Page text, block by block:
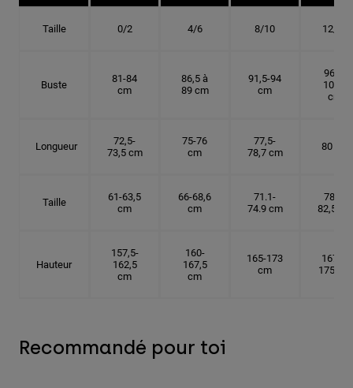
Taille 0/2 4/6 8/10 12/14
Buste
81-84
cm
86,5 à
89 cm
91,5-94
cm
96,5-
101,5
cm
Longueur
72,5-
73,5 cm
75-76
cm
77,5-
78,7 cm
80 cm
Taille
61-63,5
cm
66-68,6
cm
71.1-
74.9 cm
78,7-
82,5 cm
Hauteur
157,5-
162,5
cm
160-
167,5
cm
165-173
cm
167,5-
175 cm
Recommandé pour toi